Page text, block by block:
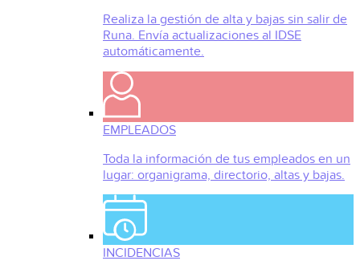
Realiza la gestión de alta y bajas sin salir de
Runa. Envía actualizaciones al IDSE
automáticamente.
EMPLEADOS
Toda la información de tus empleados en un
lugar: organigrama, directorio, altas y bajas.
INCIDENCIAS